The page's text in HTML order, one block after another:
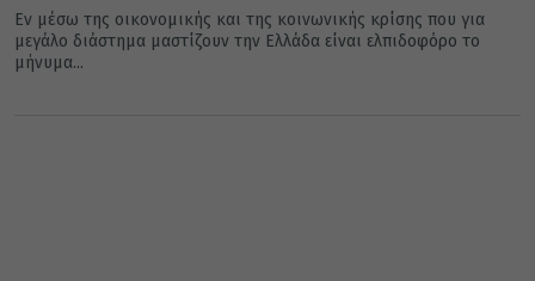
Εν μέσω της οικονομικής και της κοινωνικής κρίσης που για
μεγάλο διάστημα μαστίζουν την Ελλάδα είναι ελπιδοφόρο το
μήνυμα...